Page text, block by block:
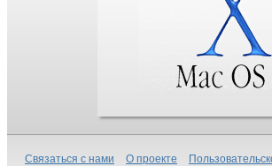
Связаться с нами О проекте